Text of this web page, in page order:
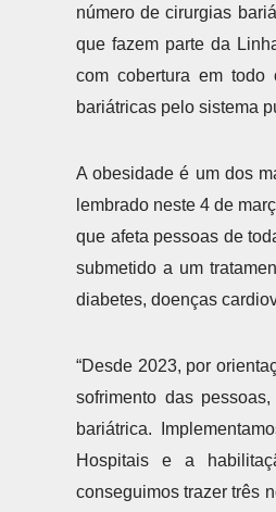
número de cirurgias
que fazem parte da
com cobertura em todo
bariátricas pelo sistema
A obesidade é um dos
lembrado neste 4 de
que afeta pessoas de
submetido a um
diabetes, doenças
“Desde 2023, por
sofrimento das
bariátrica.
Hospitais e a
conseguimos trazer três